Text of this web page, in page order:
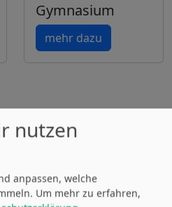
Gymnasium
mehr dazu
nutzen
anpassen, welche
Um mehr zu erfahren,